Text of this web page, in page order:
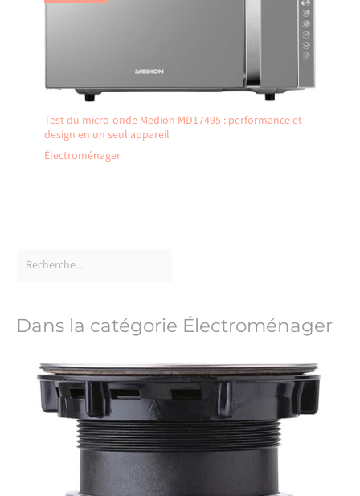
Test du micro-onde Medion MD17495 : performance et
design en un seul appareil
Électroménager
Dans la catégorie Électroménager